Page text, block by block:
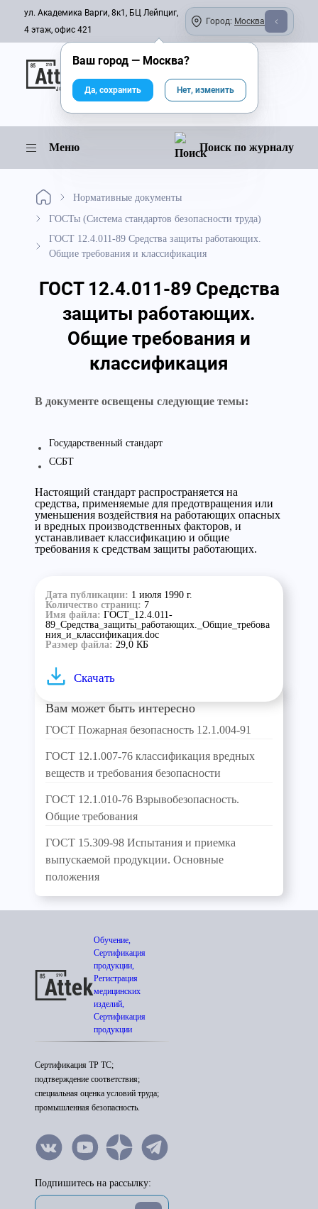
ул. Академика Варги, 8к1, БЦ Лейпциг,
4 этаж, офис 421
Город: Москва
Онлайн-журнал
Меню Поиск по журналу
Нормативные документы
ГОСТы (Система стандартов безопасности труда)
ГОСТ 12.4.011-89 Средства защиты работающих.
Общие требования и классификация
ГОСТ 12.4.011-89 Средства
защиты работающих.
Общие требования и
классификация
В документе освещены следующие темы:
Государственный стандарт
ССБТ
Настоящий стандарт распространяется на
средства, применяемые для предотвращения или
уменьшения воздействия на работающих опасных
и вредных производственных факторов, и
устанавливает классификацию и общие
требования к средствам защиты работающих.
Дата публикации: 1 июля 1990 г.
Количество страниц: 7
Имя файла: ГОСТ_12.4.011-
89_Средства_защиты_работающих._Общие_требова
ния_и_классификация.doc
Размер файла: 29,0 КБ
Скачать
Вам может быть интересно
ГОСТ Пожарная безопасность 12.1.004-91
ГОСТ 12.1.007-76 классификация вредных
веществ и требования безопасности
ГОСТ 12.1.010-76 Взрывобезопасность.
Общие требования
ГОСТ 15.309-98 Испытания и приемка
выпускаемой продукции. Основные
положения
Обучение,
Сертификация
продукции,
Регистрация
медицинских
изделий,
Сертификация
продукции
Сертификация ТР ТС;
подтверждение соответствия;
специальная оценка условий труда;
промышленная безопасность.
Подпишитесь на рассылку:
Ваш город — Москва?
Да, сохранить Нет, изменить